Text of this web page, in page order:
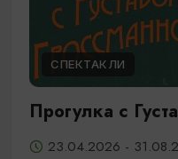
СПЕКТАКЛИ
Прогулка с
23.04.2026 -